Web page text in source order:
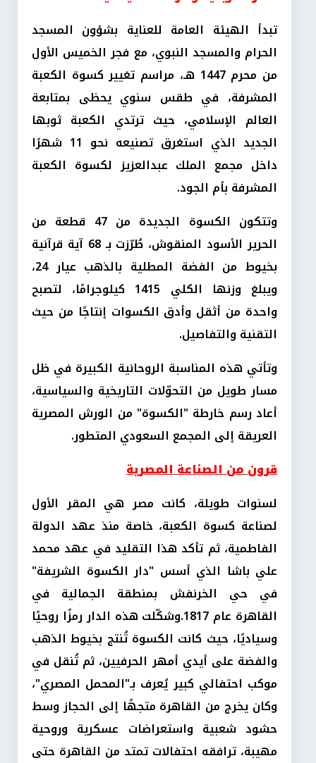
تبدأ الهيئة العامة للعناية بشؤون المسجد
الحرام والمسجد النبوي، مع فجر الخميس الأول
من محرم 1447 هـ، مراسم تغيير كسوة الكعبة
المشرفة، في طقس سنوي يحظى بمتابعة
العالم الإسلامي، حيث ترتدي الكعبة ثوبها
الجديد الذي استغرق تصنيعه نحو 11 شهرًا
داخل مجمع الملك عبدالعزيز لكسوة الكعبة
المشرفة بأم الجود.
وتتكون الكسوة الجديدة من 47 قطعة من
الحرير الأسود المنقوش، طُرّزت بـ 68 آية قرآنية
بخيوط من الفضة المطلية بالذهب عيار 24،
ويبلغ وزنها الكلي 1415 كيلوجرامًا، لتصبح
واحدة من أثقل وأدق الكسوات إنتاجًا من حيث
التقنية والتفاصيل.
وتأتي هذه المناسبة الروحانية الكبيرة في ظل
مسار طويل من التحوّلات التاريخية والسياسية،
أعاد رسم خارطة "الكسوة" من الورش المصرية
العريقة إلى المجمع السعودي المتطور.
قرون من الصناعة المصرية
لسنوات طويلة، كانت مصر هي المقر الأول
لصناعة كسوة الكعبة، خاصة منذ عهد الدولة
الفاطمية، ثم تأكد هذا التقليد في عهد محمد
علي باشا الذي أسس "دار الكسوة الشريفة"
في حي الخرنفش بمنطقة الجمالية في
القاهرة عام 1817.وشكّلت هذه الدار رمزًا روحيًا
وسياديًا، حيث كانت الكسوة تُنتج بخيوط الذهب
والفضة على أيدي أمهر الحرفيين، ثم تُنقل في
موكب احتفالي كبير يُعرف بـ"المحمل المصري"،
وكان يخرج من القاهرة متجهًا إلى الحجاز وسط
حشود شعبية واستعراضات عسكرية وروحية
مهيبة، ترافقه احتفالات تمتد من القاهرة حتى